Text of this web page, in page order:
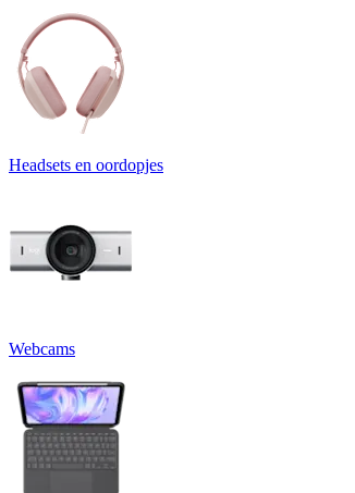
Headsets en oordopjes
Webcams